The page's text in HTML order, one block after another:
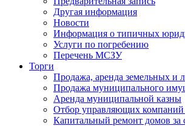
Другая информация
Новости
Информация о типичных
Услуги по погребению
Перечень МСЗУ
Торги
Продажа, аренда земельных и
Продажа муниципального
Аренда муниципальной казны
Отбор управляющих
Капитальный ремонт домов